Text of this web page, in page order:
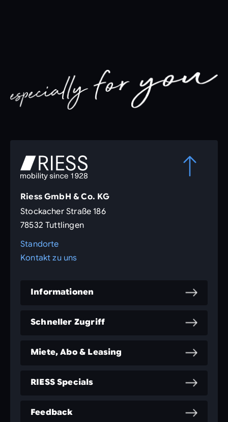
Riess GmbH & Co. KG
Stockacher Straße 186
78532 Tuttlingen
Standorte
Kontakt zu uns
Informationen
Schneller Zugriff
Miete, Abo & Leasing
RIESS Specials
Feedback